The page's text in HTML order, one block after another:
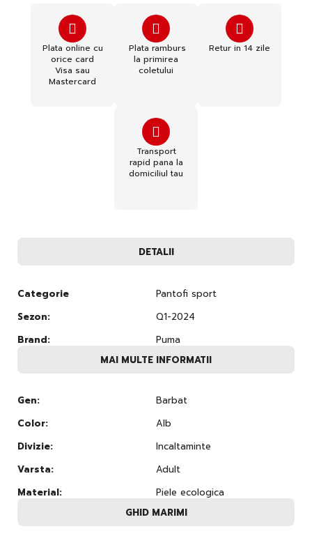
Plata online cu
orice card
Visa sau
Mastercard
Plata ramburs
la primirea
coletului
Retur in 14 zile
Transport
rapid pana la
domiciliul tau
DETALII
Categorie
Pantofi sport
Sezon:
Q1-2024
Brand:
Puma
MAI MULTE INFORMATII
Gen:
Barbat
Color:
Alb
Divizie:
Incaltaminte
Varsta:
Adult
Material:
Piele ecologica
GHID MARIMI